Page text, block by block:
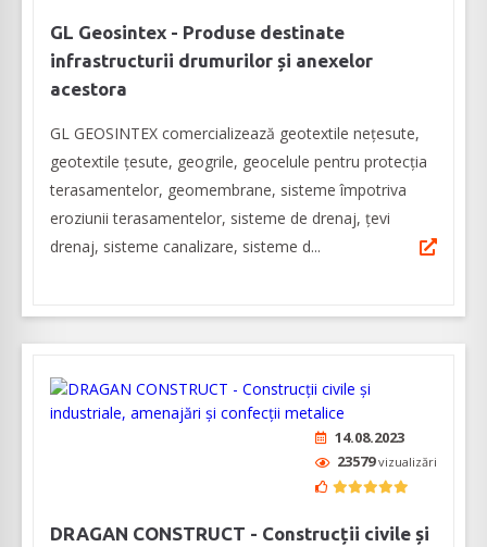
GL Geosintex - Produse destinate
infrastructurii drumurilor și anexelor
acestora
GL GEOSINTEX comercializează geotextile nețesute,
geotextile țesute, geogrile, geocelule pentru protecția
terasamentelor, geomembrane, sisteme împotriva
eroziunii terasamentelor, sisteme de drenaj, țevi
drenaj, sisteme canalizare, sisteme d...
14.08.2023
23579vizualizări
DRAGAN CONSTRUCT - Construcții civile și